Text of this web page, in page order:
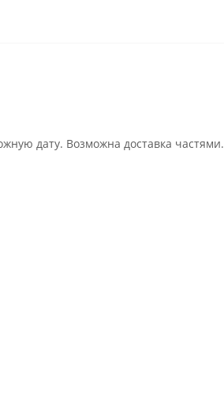
дату. Возможна доставка частями.